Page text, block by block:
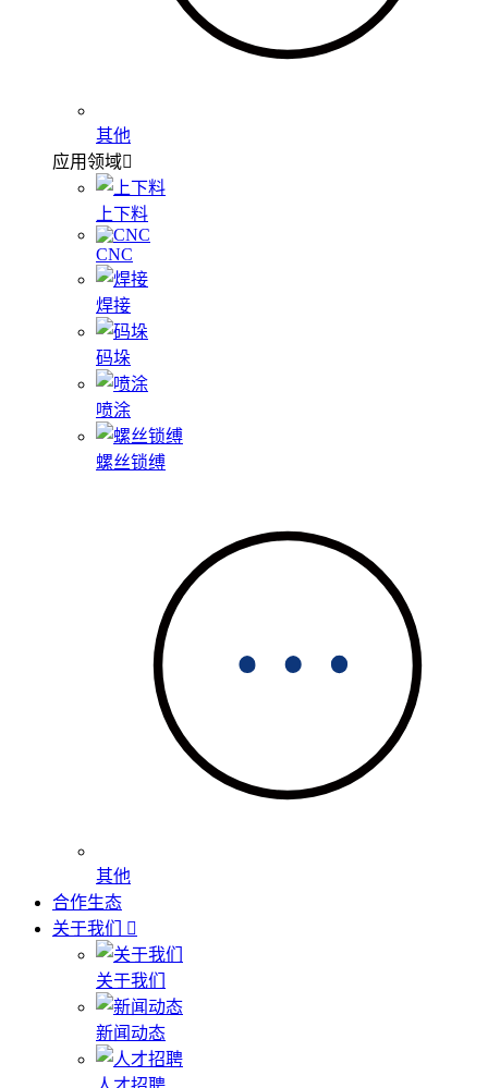
其他
应用领域
上下料
CNC
焊接
码垛
喷涂
螺丝锁缚
其他
合作生态
关于我们
关于我们
新闻动态